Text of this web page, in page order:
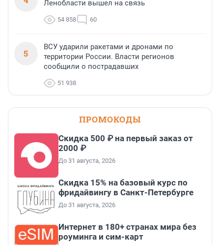
Ленобласти вышел на связь
54 858 60
5
ВСУ ударили ракетами и дронами по
территории России. Власти регионов
сообщили о пострадавших
51 938
ПРОМОКОДЫ
Скидка 500 ₽ на первый заказ от
2000 ₽
До 31 августа, 2026
Скидка 15% на базовый курс по
фридайвингу в Санкт-Петербурге
До 31 августа, 2026
Интернет в 180+ странах мира без
роуминга и сим-карт